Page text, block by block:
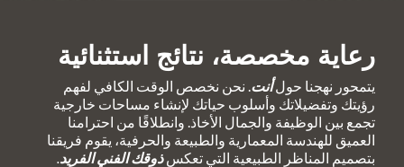
رعاية مخصصة، نتائج استثنائية
يتمحور نهجنا حولأنت. نحن نخصص الوقت الكافي لفهم
رؤيتك وتفضيلاتك وأسلوب حياتك لإنشاء مساحات خارجية
تجمع بين الوظيفة والجمال الأخاذ. وانطلاقًا من احترامنا
العميق للهندسة المعمارية والطبيعة والحرفية، يقوم فريقنا
بتصميم المناظر الطبيعية التي تعكسذوقك الفني الفريد.